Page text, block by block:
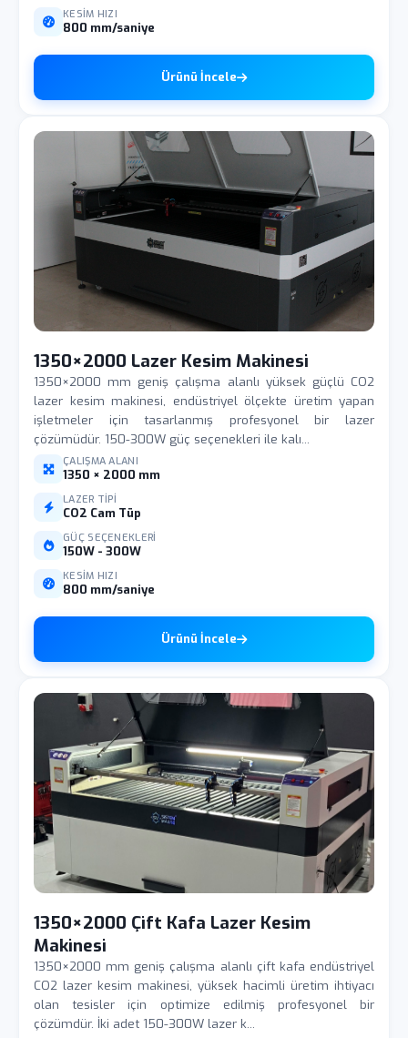
KESIM HIZI
800 mm/saniye
Ürünü İncele
1350×2000 Lazer Kesim Makinesi
1350×2000 mm geniş çalışma alanlı yüksek güçlü CO2
lazer kesim makinesi, endüstriyel ölçekte üretim yapan
işletmeler için tasarlanmış profesyonel bir lazer
çözümüdür. 150-300W güç seçenekleri ile kalı...
ÇALIŞMA ALANI
1350 × 2000 mm
LAZER TIPI
CO2 Cam Tüp
GÜÇ SEÇENEKLERI
150W - 300W
KESIM HIZI
800 mm/saniye
Ürünü İncele
1350×2000 Çift Kafa Lazer Kesim
Makinesi
1350×2000 mm geniş çalışma alanlı çift kafa endüstriyel
CO2 lazer kesim makinesi, yüksek hacimli üretim ihtiyacı
olan tesisler için optimize edilmiş profesyonel bir
çözümdür. İki adet 150-300W lazer k...